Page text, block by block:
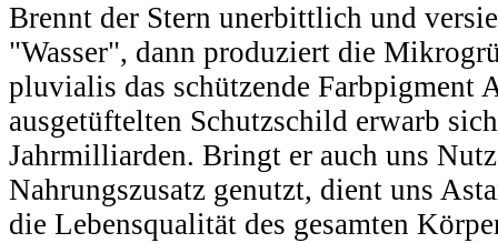
Brennt der Stern unerbittlich und
"Wasser", dann produziert die
pluvialis das schützende Farbpigment
ausgetüftelten Schutzschild erwarb
Jahrmilliarden. Bringt er auch uns
Nahrungszusatz genutzt, dient uns
die Lebensqualität des gesamten